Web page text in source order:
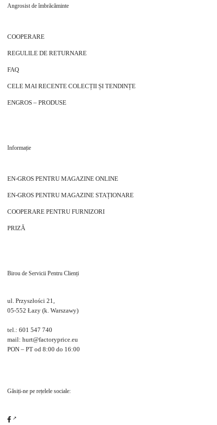
Angrosist de îmbrăcăminte
COOPERARE
REGULILE DE RETURNARE
FAQ
CELE MAI RECENTE COLECȚII ȘI TENDINȚE
ENGROS – PRODUSE
Informație
EN-GROS PENTRU MAGAZINE ONLINE
EN-GROS PENTRU MAGAZINE STAȚIONARE
COOPERARE PENTRU FURNIZORI
PRIZĂ
Birou de Servicii Pentru Clienți
ul. Przyszłości 21,
05-552 Łazy (k. Warszawy)
tel.: 601 547 740
mail: hurt@factoryprice.eu
PON – PT od 8:00 do 16:00
Găsiți-ne pe rețelele sociale: